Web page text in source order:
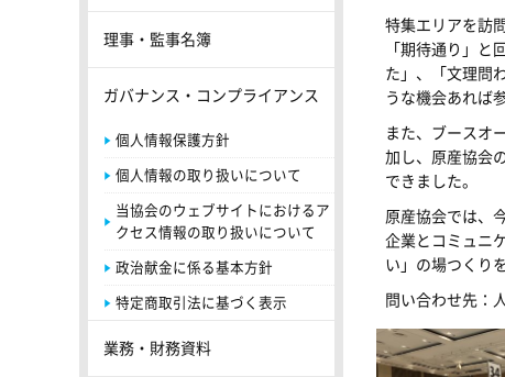
特集エリアを訪
「期待通り」
た」、「文理問
うな機会あれば
また、ブースオ
加し、原産協会
できました。
原産協会では、
企業とコミュニ
い」の場つくり
問い合わせ先：
理事・監事名簿
ガバナンス・コンプライアンス
個人情報保護方針
個人情報の取り扱いについて
当協会のウェブサイトにおけるア
クセス情報の取り扱いについて
政治献金に係る基本方針
特定商取引法に基づく表示
業務・財務資料